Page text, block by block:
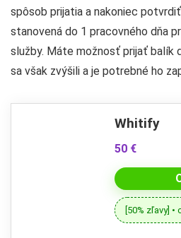
spôsob prijatia a nakoniec
stanovená do 1 pracovného dňa
služby. Máte možnosť prijať balík
sa však zvýšili a je potrebné ho
Whitify
50 €
[50% zľavy]